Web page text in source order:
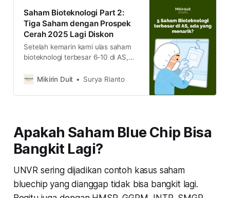
Saham Bioteknologi Part 2:
Tiga Saham dengan Prospek
Cerah 2025 Lagi Diskon
Setelah kemarin kami ulas saham
bioteknologi terbesar 6-10 di AS,
nya. Kira-kira, mana saham
menarik?
Mikirin Duit Surya Rianto
Apakah Saham Blue Chip Bisa
Bangkit Lagi?
UNVR sering dijadikan contoh kasus saham
bluechip yang dianggap tidak bisa bangkit lagi.